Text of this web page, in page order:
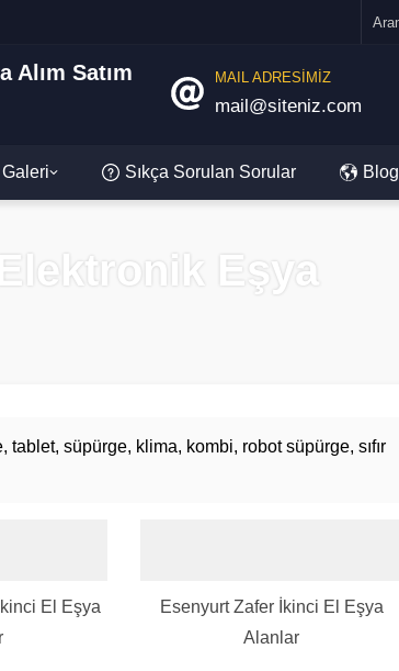
MAIL ADRESİMİZ
mail@siteniz.com
Sıkça Sorulan Sorular Blog
Elektronik Eşya
tablet, süpürge, klima, kombi, robot süpürge, sıfır
El Eşya
Esenyurt Zafer İkinci El Eşya
Alanlar